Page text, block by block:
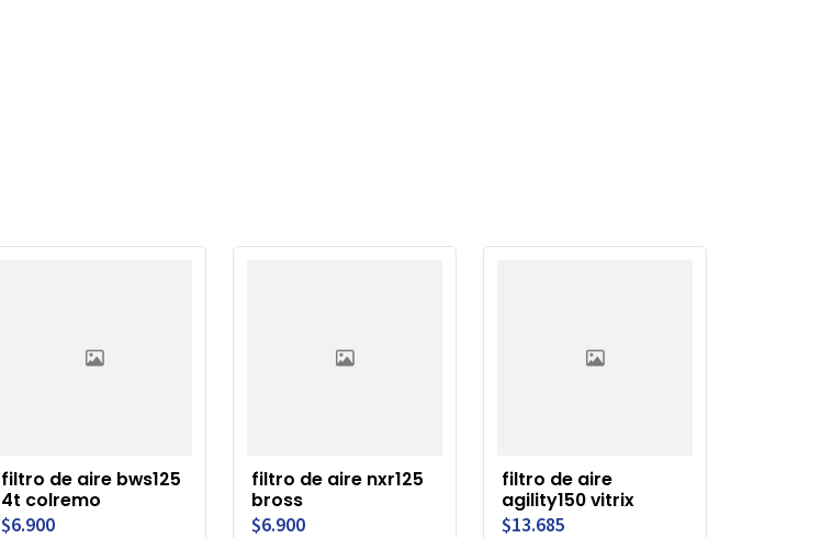
filtro de aire bws125
4t colremo
$6.900
filtro de aire nxr125
bross
$6.900
filtro de aire
agility150 vitrix
$13.685